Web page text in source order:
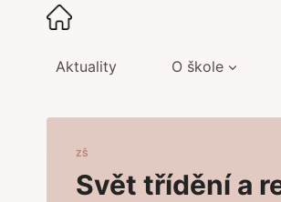
Přeskočit
Aktuality O škole
ZŠ
Svět třídění a